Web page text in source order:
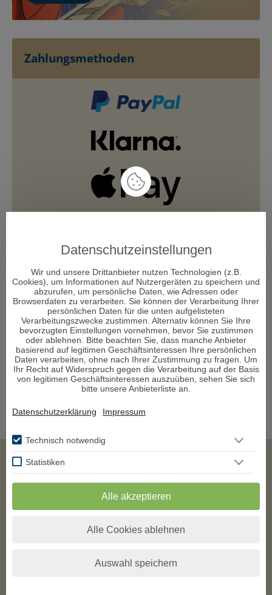
Zahlungsmethoden
Impressum
Datenschutz
AGB
Datenschutzeinstellungen
Wir und unsere Drittanbieter nutzen Technologien (z.B.
Cookies), um Informationen auf Nutzergeräten zu speichern und
abzurufen, um persönliche Daten, wie Adressen oder
Browserdaten zu verarbeiten. Sie können der Verarbeitung Ihrer
persönlichen Daten für die unten aufgelisteten
Verarbeitungszwecke zustimmen. Alternativ können Sie Ihre
bevorzugten Einstellungen vornehmen, bevor Sie zustimmen
oder ablehnen. Bitte beachten Sie, dass manche Anbieter
basierend auf legitimen Geschäftsinteressen Ihre persönlichen
Daten verarbeiten, ohne nach Ihrer Zustimmung zu fragen. Um
Ihr Recht auf Widerspruch gegen die Verarbeitung auf der Basis
von legitimen Geschäftsinteressen auszuüben, sehen Sie sich
bitte unsere Anbieterliste an.
Datenschutzerklärung Impressum
Technisch notwendig
Statistiken
Alle akzeptieren
Alle Cookies ablehnen
Auswahl speichern